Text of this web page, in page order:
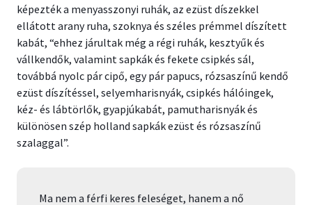
képezték a menyasszonyi ruhák, az ezüst díszekkel
ellátott arany ruha, szoknya és széles prémmel díszített
kabát, “ehhez járultak még a régi ruhák, kesztyűk és
vállkendők, valamint sapkák és fekete csipkés sál,
továbbá nyolc pár cipő, egy pár papucs, rózsaszínű kendő
ezüst díszítéssel, selyemharisnyák, csipkés hálóingek,
kéz- és lábtörlők, gyapjúkabát, pamutharisnyák és
különösen szép holland sapkák ezüst és rózsaszínű
szalaggal”.
Ma nem a férfi keres feleséget, hanem a nő